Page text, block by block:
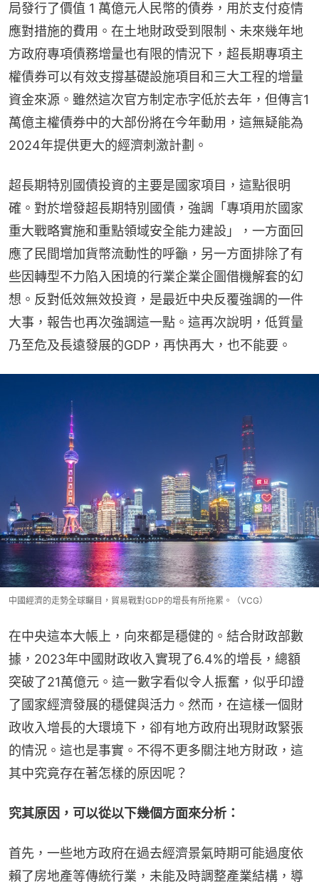
局發行了價值 1 萬億元人民幣的債券，用於支付疫情
應對措施的費用。在土地財政受到限制、未來幾年地
方政府專項債務增量也有限的情況下，超長期專項主
權債券可以有效支撐基礎設施項目和三大工程的增量
資金來源。雖然這次官方制定赤字低於去年，但傳言1
萬億主權債券中的大部份將在今年動用，這無疑能為
2024年提供更大的經濟刺激計劃。
超長期特別國債投資的主要是國家項目，這點很明
確。對於增發超長期特別國債，強調「專項用於國家
重大戰略實施和重點領域安全能力建設」，一方面回
應了民間增加貨幣流動性的呼籲，另一方面排除了有
些因轉型不力陷入困境的行業企業企圖借機解套的幻
想。反對低效無效投資，是最近中央反覆強調的一件
大事，報告也再次強調這一點。這再次說明，低質量
乃至危及長遠發展的GDP，再快再大，也不能要。
中國經濟的走勢全球矚目，貿易戰對GDP的增長有所拖累。（VCG）
在中央這本大帳上，向來都是穩健的。結合財政部數
據，2023年中國財政收入實現了6.4%的增長，總額
突破了21萬億元。這一數字看似令人振奮，似乎印證
了國家經濟發展的穩健與活力。然而，在這樣一個財
政收入增長的大環境下，卻有地方政府出現財政緊張
的情況。這也是事實。不得不更多關注地方財政，這
其中究竟存在著怎樣的原因呢？
究其原因，可以從以下幾個方面來分析：
首先，一些地方政府在過去經濟景氣時期可能過度依
賴了房地產等傳統行業，未能及時調整產業結構，導